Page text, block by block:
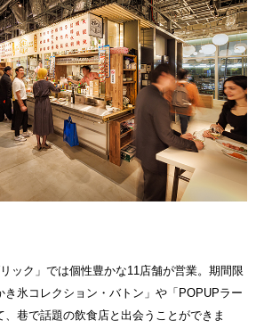
ック」では個性豊かな11店舗が営業。期間限
き氷コレクション・バトン」や「POPUPラー
、巷で話題の飲食店と出会うことができま